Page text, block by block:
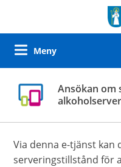
Meny
Ansökan om
Via denna e-tjänst kan
serveringstillstånd för